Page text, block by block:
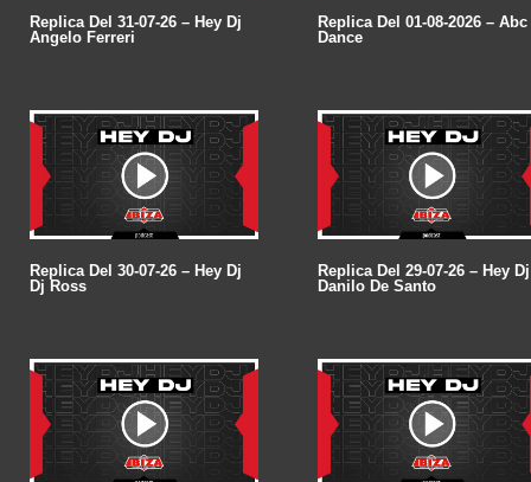
Replica Del 31-07-26 – Hey Dj
Angelo Ferreri
Replica Del 01-08-2026 – Abc
Dance
Replica Del 30-07-26 – Hey Dj
Dj Ross
Replica Del 29-07-26 – Hey Dj
Danilo De Santo